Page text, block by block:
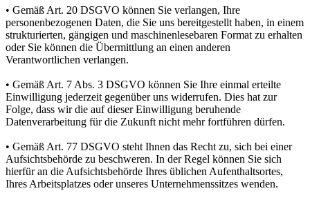
• Gemäß Art. 20 DSGVO können Sie verlangen, Ihre
personenbezogenen Daten, die Sie uns bereitgestellt haben, in einem
strukturierten, gängigen und maschinenlesebaren Format zu erhalten
oder Sie können die Übermittlung an einen anderen
Verantwortlichen verlangen.
• Gemäß Art. 7 Abs. 3 DSGVO können Sie Ihre einmal erteilte
Einwilligung jederzeit gegenüber uns widerrufen. Dies hat zur
Folge, dass wir die auf dieser Einwilligung beruhende
Datenverarbeitung für die Zukunft nicht mehr fortführen dürfen.
• Gemäß Art. 77 DSGVO steht Ihnen das Recht zu, sich bei einer
Aufsichtsbehörde zu beschweren. In der Regel können Sie sich
hierfür an die Aufsichtsbehörde Ihres üblichen Aufenthaltsortes,
Ihres Arbeitsplatzes oder unseres Unternehmenssitzes wenden.